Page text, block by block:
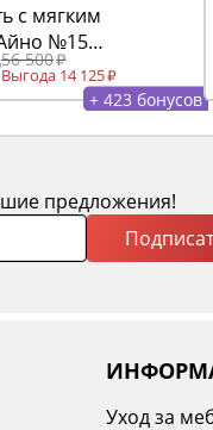
с мягким
№15
56 500
Выгода 14 125
+ 423 бонусов
предложения!
Уход за